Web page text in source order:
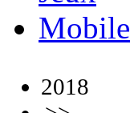
Mobile
2018